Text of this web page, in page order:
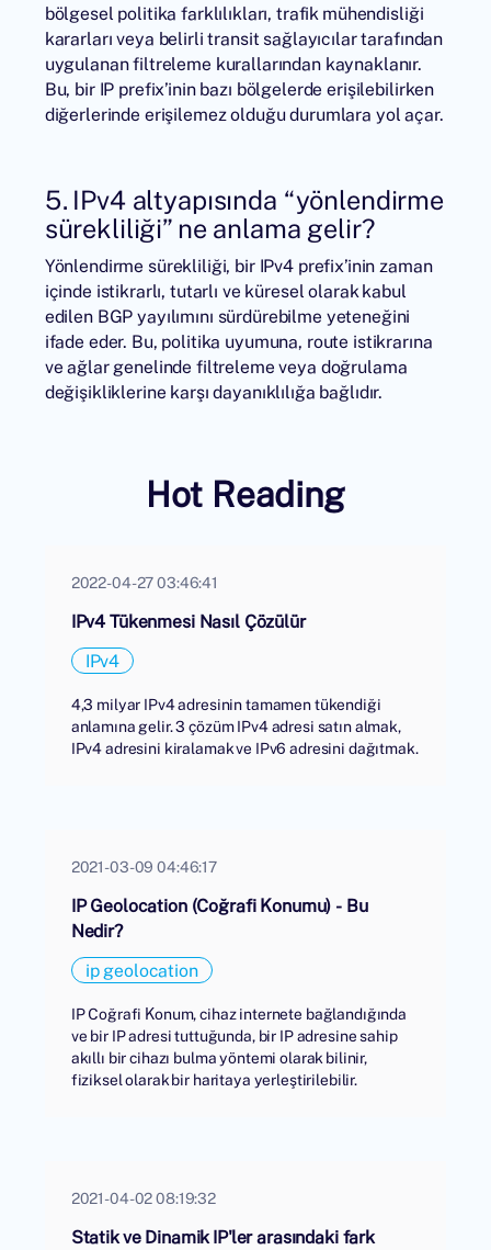
bölgesel politika farklılıkları, trafik mühendisliği
kararları veya belirli transit sağlayıcılar tarafından
uygulanan filtreleme kurallarından kaynaklanır.
Bu, bir IP prefix’inin bazı bölgelerde erişilebilirken
diğerlerinde erişilemez olduğu durumlara yol açar.
5. IPv4 altyapısında “yönlendirme
sürekliliği” ne anlama gelir?
Yönlendirme sürekliliği, bir IPv4 prefix’inin zaman
içinde istikrarlı, tutarlı ve küresel olarak kabul
edilen BGP yayılımını sürdürebilme yeteneğini
ifade eder. Bu, politika uyumuna, route istikrarına
ve ağlar genelinde filtreleme veya doğrulama
değişikliklerine karşı dayanıklılığa bağlıdır.
Hot Reading
2022-04-27 03:46:41
IPv4 Tükenmesi Nasıl Çözülür
IPv4
4,3 milyar IPv4 adresinin tamamen tükendiği
anlamına gelir. 3 çözüm IPv4 adresi satın almak,
IPv4 adresini kiralamak ve IPv6 adresini dağıtmak.
2021-03-09 04:46:17
IP Geolocation (Coğrafi Konumu) - Bu
Nedir?
ip geolocation
IP Coğrafi Konum, cihaz internete bağlandığında
ve bir IP adresi tuttuğunda, bir IP adresine sahip
akıllı bir cihazı bulma yöntemi olarak bilinir,
fiziksel olarak bir haritaya yerleştirilebilir.
2021-04-02 08:19:32
Statik ve Dinamik IP'ler arasındaki fark